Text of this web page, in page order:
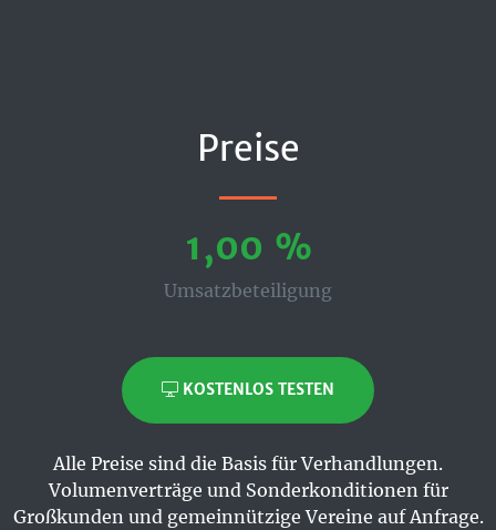
Preise
1,00 %
Umsatzbeteiligung
KOSTENLOS TESTEN
Alle Preise sind die Basis für Verhandlungen.
Volumenverträge und Sonderkonditionen für
Großkunden und gemeinnützige Vereine auf Anfrage.